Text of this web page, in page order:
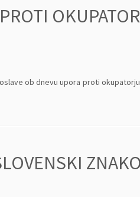
ob dnevu upora proti